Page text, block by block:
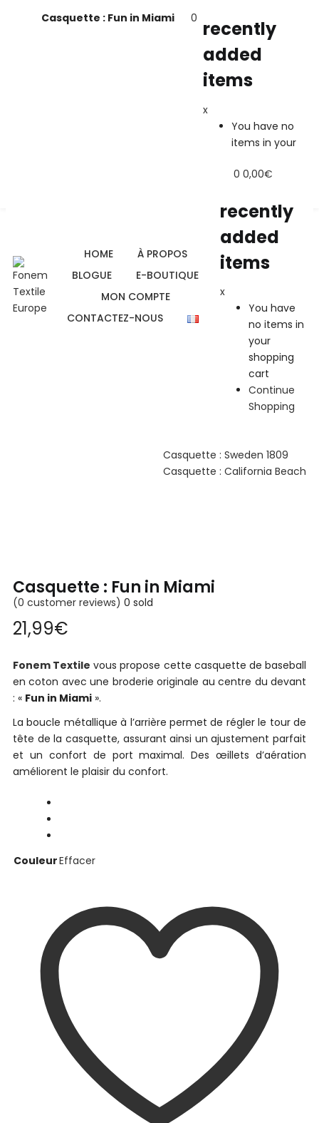
You have no items in your shopping cart
Casquette : Fun in Miami 0 recently
added
items
x
You have no
items in your
Continue
HOME
À PROPOS
BLOGUE
E-BOUTIQUE
MON COMPTE
CONTACTEZ-NOUS
00,00€
recently
added
items
x
You have
no items in
your
shopping
cart
Continue
Shopping
Casquette : Sweden 1809
Casquette : California Beach
Casquette : Fun in Miami
(0 customer reviews) 0 sold
21,99€
Fonem Textile vous propose cette casquette de baseball
en coton avec une broderie originale au centre du devant
: « Fun in Miami ».
La boucle métallique à l’arrière permet de régler le tour de
tête de la casquette, assurant ainsi un ajustement parfait
et un confort de port maximal. Des œillets d’aération
améliorent le plaisir du confort.
CouleurEffacer